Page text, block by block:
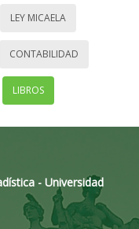
LEY MICAELA
CONTABILIDAD
LIBROS
- Universidad